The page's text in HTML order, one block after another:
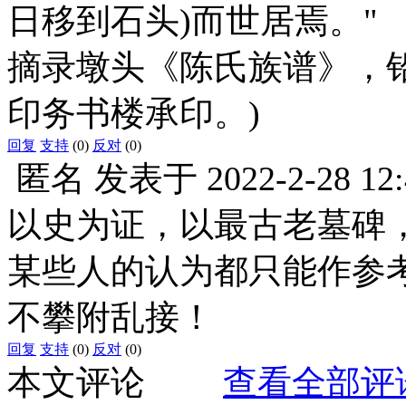
日移到石头)而世居焉。"
摘录墩头《陈氏族谱》，
印务书楼承印。)
回复 支持 (0) 反对 (0)
匿名 发表于 2022-2-28
以史为证，以最古老墓碑
某些人的认为都只能作参
不攀附乱接！
回复 支持 (0) 反对 (0)
本文评论 查看全部评